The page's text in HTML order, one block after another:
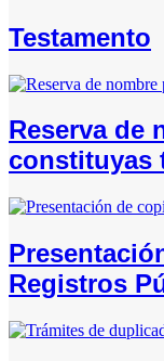
Testamento
Reserva de
constituyas
Registros